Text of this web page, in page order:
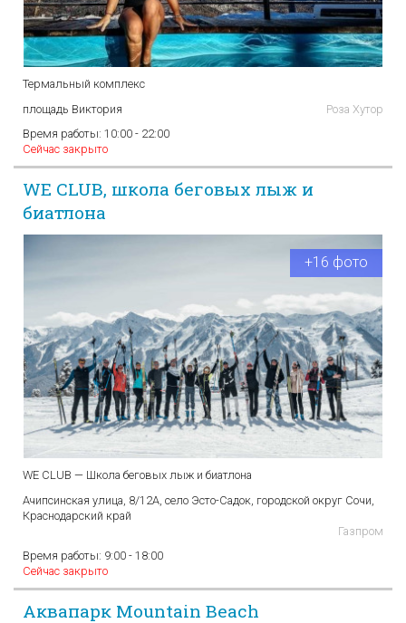
Термальный комплекс
площадь Виктория
Роза Хутор
Время работы: 10:00 - 22:00
Сейчас закрыто
WE CLUB, школа беговых лыж и
биатлона
+16 фото
WE CLUB — Школа беговых лыж и биатлона
Ачипсинская улица, 8/12А, село Эсто-Садок, городской округ Сочи,
Краснодарский край
Газпром
Время работы: 9:00 - 18:00
Сейчас закрыто
Аквапарк Mountain Beach